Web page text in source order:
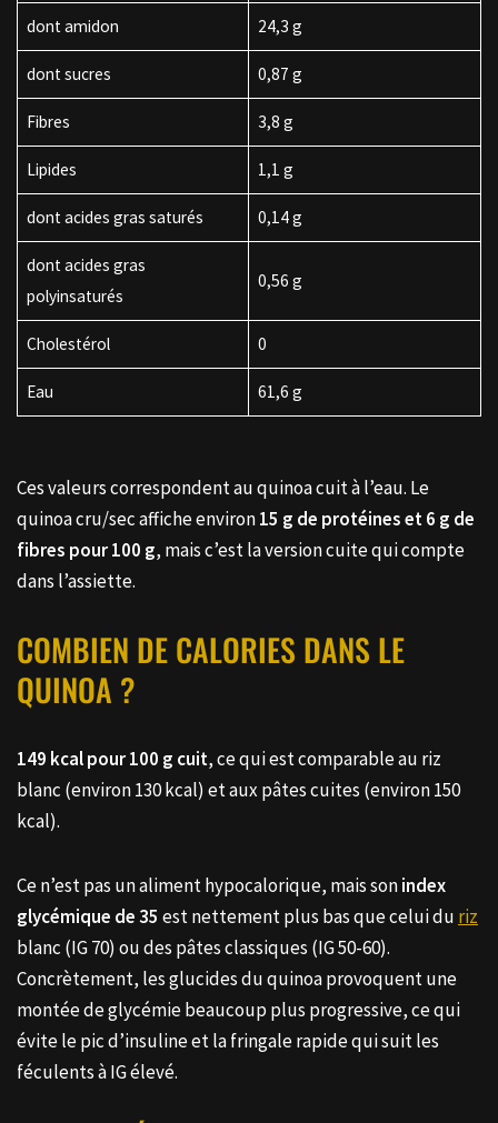
dont amidon 24,3 g
dont sucres 0,87 g
Fibres 3,8 g
Lipides 1,1 g
dont acides gras saturés 0,14 g
dont acides gras
polyinsaturés
0,56 g
Cholestérol 0
Eau 61,6 g
Ces valeurs correspondent au quinoa cuit à l’eau. Le
quinoa cru/sec affiche environ15 g de protéines et 6 g de
fibres pour 100 g, mais c’est la version cuite qui compte
dans l’assiette.
COMBIEN DE CALORIES DANS LE
QUINOA ?
149 kcal pour 100 g cuit, ce qui est comparable au riz
blanc (environ 130 kcal) et aux pâtes cuites (environ 150
kcal).
Ce n’est pas un aliment hypocalorique, mais sonindex
glycémique de 35 est nettement plus bas que celui du riz
blanc (IG 70) ou des pâtes classiques (IG 50-60).
Concrètement, les glucides du quinoa provoquent une
montée de glycémie beaucoup plus progressive, ce qui
évite le pic d’insuline et la fringale rapide qui suit les
féculents à IG élevé.